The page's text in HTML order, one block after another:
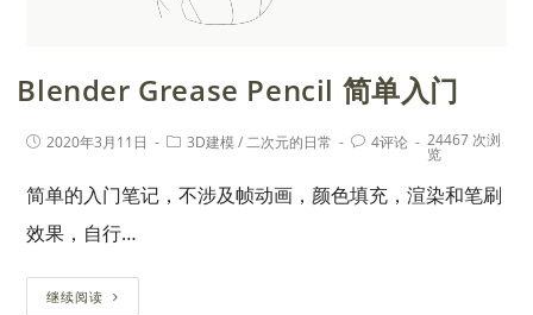
Blender Grease Pencil 简单入门
2020年3月11日 3D建模/二次元的日常 4评论 24467 次浏
览
简单的入门笔记，不涉及帧动画，颜色填充，渲染和笔刷
效果，自行…
继续阅读